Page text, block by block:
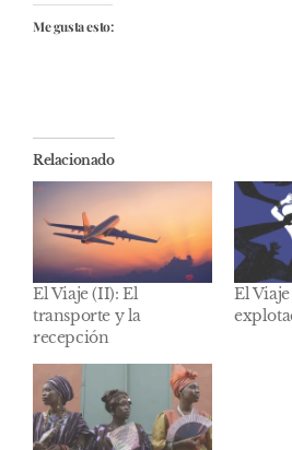
Me gusta esto:
Relacionado
El Viaje (II): El
transporte y la
recepción
El